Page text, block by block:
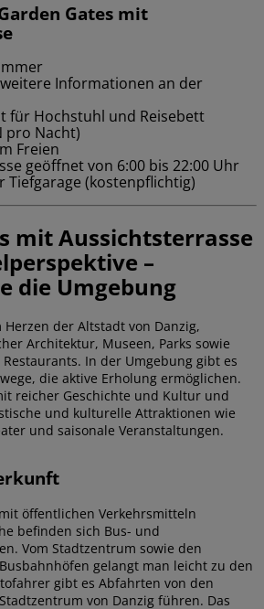
Gates mit
Informationen an der
für Hochstuhl und Reisebett
pro Nacht)
Freien
geöffnet von 6:00 bis 22:00 Uhr
Tiefgarage (kostenpflichtig)
mit Aussichtsterrasse
–
die Umgebung
der Altstadt von Danzig,
Architektur, Museen, Parks sowie
In der Umgebung gibt es
die aktive Erholung ermöglichen.
reicher Geschichte und Kultur und
und kulturelle Attraktionen wie
und saisonale Veranstaltungen.
öffentlichen Verkehrsmitteln
befinden sich Bus- und
Vom Stadtzentrum sowie den
gelangt man leicht zu den
gibt es Abfahrten von den
von Danzig führen. Das